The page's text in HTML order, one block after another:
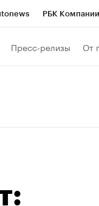
РБК Компании
Пресс-релизы От